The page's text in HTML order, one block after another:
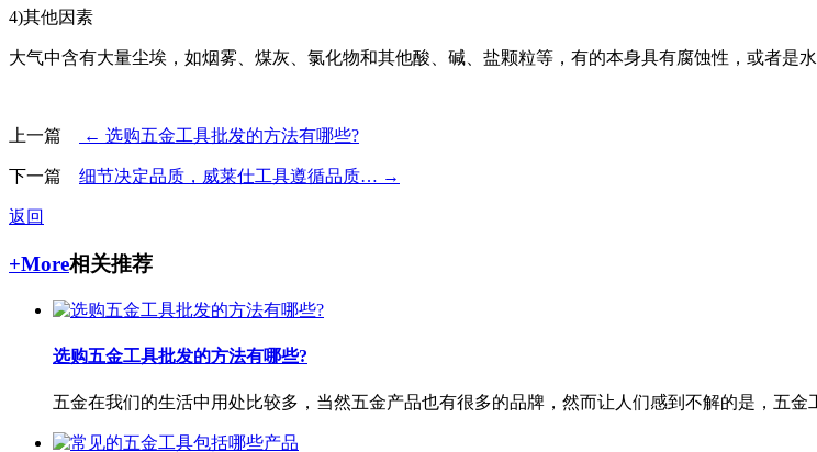
4)其他因素
大气中含有大量尘埃，如烟雾、煤灰、氯化物和其他酸、碱、盐颗粒等，有的本身具有腐蚀性，或者是
上一篇 ← 选购五金工具批发的方法有哪些?
下一篇 细节决定品质，威莱仕工具遵循品质… →
返回
+More相关推荐
选购五金工具批发的方法有哪些?
五金在我们的生活中用处比较多，当然五金产品也有很多的品牌，然而让人们感到不解的是，五金